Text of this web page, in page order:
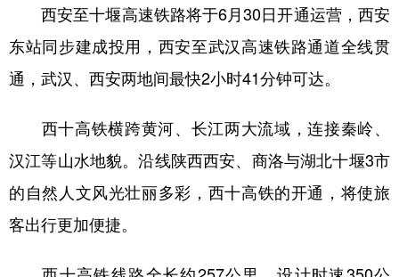
西安至十堰高速铁路将于6月30日开通运营，西安
东站同步建成投用，西安至武汉高速铁路通道全线贯
通，武汉、西安两地间最快2小时41分钟可达。
西十高铁横跨黄河、长江两大流域，连接秦岭、
汉江等山水地貌。沿线陕西西安、商洛与湖北十堰3市
的自然人文风光壮丽多彩，西十高铁的开通，将使旅
客出行更加便捷。